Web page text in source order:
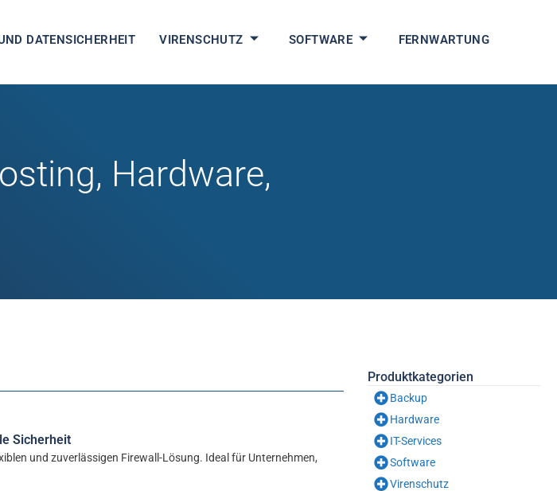
DATENSICHERHEIT VIRENSCHUTZ SOFTWARE FERNWARTUNG
Hardware,
Sicherheit
und zuverlässigen Firewall-Lösung. Ideal für Unternehmen,
Produktkategorien
Backup
Hardware
IT-Services
Software
Virenschutz